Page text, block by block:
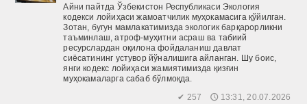
Айни пайтда Ўзбекистон Респуб­ликаси Экология
кодекси лойиҳаси жамоатчилик муҳокамасига қўйилган.
Зотан, бугун мамлакатимизда экологик барқарорликни
таъминлаш, атроф-муҳитни асраш ва табиий
ресурслардан оқилона фойдаланиш давлат
сиёсатининг устувор йўналишига айланган. Шу боис,
янги кодекс лойиҳаси жамиятимизда қизғин
муҳокамаларга сабаб бўлмоқда.
✔ 257 🕔 13:31, 20.07.2026